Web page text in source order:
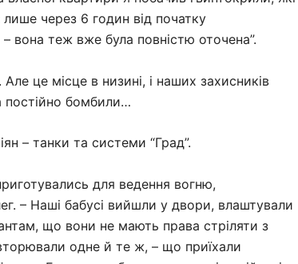
через 6 годин від початку
вона теж вже була повністю оточена”.
це місце в низині, і наших захисників
постійно бомбили…
– танки та системи “Град”.
для ведення вогню,
– Наші бабусі вийшли у двори, влаштували
що вони не мають права стріляти з
одне й те ж, – що приїхали